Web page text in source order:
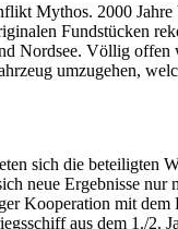
Mythos. 2000
Fundstücken
Nordsee. Völlig
umzugehen,
sich die beteiligten
neue Ergebnisse
Kooperation mit
aus dem 1./2.